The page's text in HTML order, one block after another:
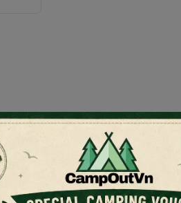
bản của nhà sáng lập
chữa cơ bản.